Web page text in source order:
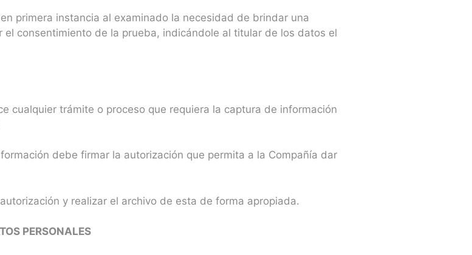
primera instancia al examinado la necesidad de brindar una
consentimiento de la prueba, indicándole al titular de los datos el
cualquier trámite o proceso que requiera la captura de información
debe firmar la autorización que permita a la Compañía dar
y realizar el archivo de esta de forma apropiada.
PERSONALES